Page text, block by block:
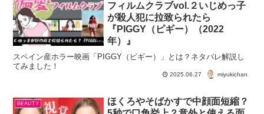
フィルムクラブvol.２いじめっ子
が殺人犯に拉致られたら
『PIGGY（ピギー）（2022
年）』
スペイン産ホラー映画「PIGGY（ピギー）」とは？ネタバレ解説し
てみました！
2025.06.27 miyukichan
BEAUTY
ほくろやそばかすで中顔面短縮？